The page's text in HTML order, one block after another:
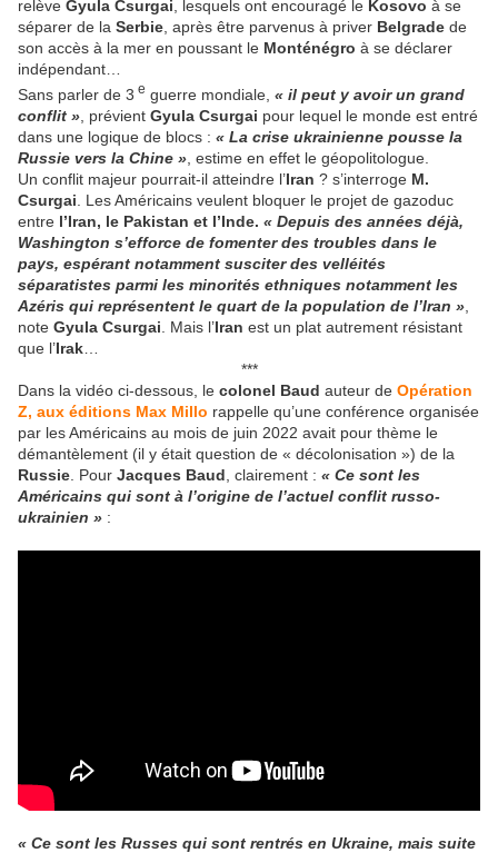
relève Gyula Csurgai , lesquels ont encouragé le Kosovo à se
séparer de la Serbie , après être parvenus à priver Belgrade de
son accès à la mer en poussant le Monténégro à se déclarer
indépendant…
Sans parler de 3 e guerre mondiale, « il peut y avoir un grand
conflit » , prévient Gyula Csurgai pour lequel le monde est entré
dans une logique de blocs : « La crise ukrainienne pousse la
Russie vers la Chine » , estime en effet le géopolitologue.
Un conflit majeur pourrait-il atteindre l’Iran ? s’interroge M.
Csurgai . Les Américains veulent bloquer le projet de gazoduc
entre l’Iran, le Pakistan et l’Inde. « Depuis des années déjà,
Washington s’efforce de fomenter des troubles dans le
pays, espérant notamment susciter des velléités
séparatistes parmi les minorités ethniques notamment les
Azéris qui représentent le quart de la population de l’Iran »
note Gyula Csurgai . Mais l’Iran est un plat autrement résistant
que l’Irak
***
Dans la vidéo ci-dessous, le colonel Baud auteur de Opération
Z, aux éditions Max Millo rappelle qu’une conférence organisée
par les Américains au mois de juin 2022 avait pour thème le
démantèlement (il y était question de « décolonisation ») de la
Russie . Pour Jacques Baud , clairement : « Ce sont les
Américains qui sont à l’origine de l’actuel conflit russo-
ukrainien » :
« Ce sont les Russes qui sont rentrés en Ukraine, mais suite